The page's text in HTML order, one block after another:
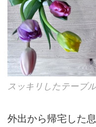
スッキリしたテーブ
外出から帰宅した